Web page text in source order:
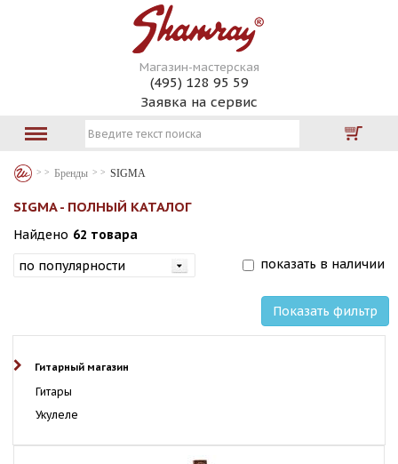
Магазин-мастерская
(495) 128 95 59
Заявка на сервис
Бренды SIGMA
SIGMA - ПОЛНЫЙ КАТАЛОГ
Найдено 62 товара
показать в наличии
Показать фильтр
Гитарный магазин
Гитары
Укулеле